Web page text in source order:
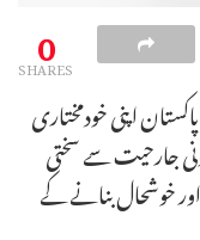
0
SHARES
اپنی خودمختاری
جارحیت سے سختی
خوشحال بنانے کے